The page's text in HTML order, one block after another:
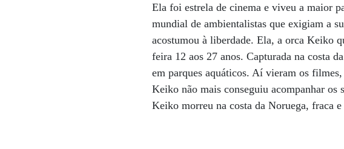
Ela foi estrela de cinema e viveu a maior
mundial de ambientalistas que exigiam a
acostumou à liberdade. Ela, a orca Keiko
feira 12 aos 27 anos. Capturada na costa
em parques aquáticos. Aí vieram os
Keiko não mais conseguiu acompanhar os
Keiko morreu na costa da Noruega, fraca